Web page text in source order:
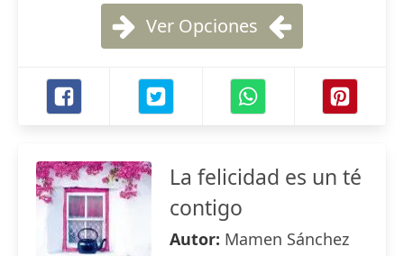
Ver Opciones
La felicidad es un té
contigo
Autor: Mamen Sánchez